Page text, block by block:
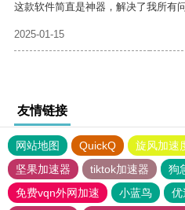
这款软件简直是神器，解决了我所有问
2025-01-15
友情链接
网站地图 QuickQ 旋风加速
坚果加速器
tiktok加速器
狗
免费vqn外网加速
小蓝鸟 优